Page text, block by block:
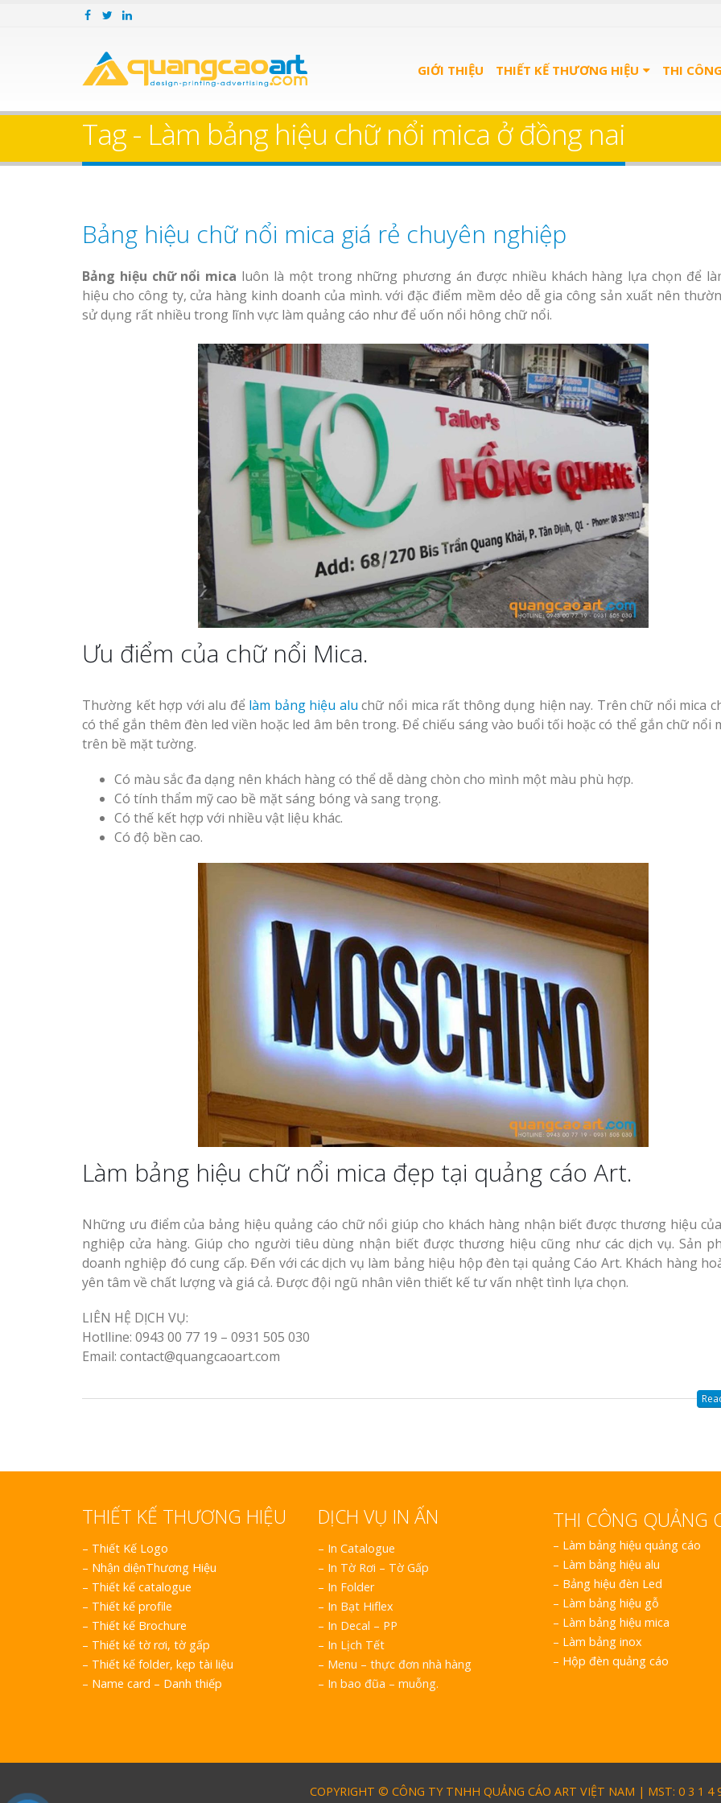
GIỚI THIỆU THIẾT KẾ THƯƠNG HIỆU THI
Tag - Làm bảng hiệu chữ nổi mica ở đồng nai
Bảng hiệu chữ nổi mica giá rẻ chuyên nghiệp
Bảng hiệu chữ nổi mica luôn là một trong những phương án được nhiều khách hàng lựa chọn để
hiệu cho công ty, cửa hàng kinh doanh của mình. với đặc điểm mềm dẻo dễ gia công sản xuất nên
sử dụng rất nhiều trong lĩnh vực làm quảng cáo như để uốn nổi hông chữ nổi.
Ưu điểm của chữ nổi Mica.
Thường kết hợp với alu để làm bảng hiệu alu chữ nổi mica rất thông dụng hiện nay. Trên chữ nổi mica
có thể gắn thêm đèn led viền hoặc led âm bên trong. Để chiếu sáng vào buổi tối hoặc có thể gắn chữ nổi
trên bề mặt tường.
Có màu sắc đa dạng nên khách hàng có thể dễ dàng chòn cho mình một màu phù hợp.
Có tính thẩm mỹ cao bề mặt sáng bóng và sang trọng.
Có thế kết hợp với nhiều vật liệu khác.
Có độ bền cao.
Làm bảng hiệu chữ nổi mica đẹp tại quảng cáo Art.
Những ưu điểm của bảng hiệu quảng cáo chữ nổi giúp cho khách hàng nhận biết được thương hiệu
nghiệp cửa hàng. Giúp cho người tiêu dùng nhận biết được thương hiệu cũng như các dịch vụ. Sản
doanh nghiệp đó cung cấp. Đến với các dịch vụ làm bảng hiệu hộp đèn tại quảng Cáo Art. Khách hàng
yên tâm về chất lượng và giá cả. Được đội ngũ nhân viên thiết kế tư vấn nhệt tình lựa chọn.
LIÊN HỆ DỊCH VỤ:
Hotlline: 0943 00 77 19 – 0931 505 030
Email: contact@quangcaoart.com
THIẾT KẾ THƯƠNG HIỆU
– Thiết Kế Logo
– Nhận diệnThương Hiệu
– Thiết kế catalogue
– Thiết kế profile
– Thiết kế Brochure
– Thiết kế tờ rơi, tờ gấp
– Thiết kế folder, kẹp tài liệu
– Name card – Danh thiếp
DỊCH VỤ IN ẤN
– In Catalogue
– In Tờ Rơi – Tờ Gấp
– In Folder
– In Bạt Hiflex
– In Decal – PP
– In Lịch Tết
– Menu – thực đơn nhà hàng
– In bao đũa – muỗng.
THI CÔNG QUẢNG
– Làm bảng hiệu quảng cáo
– Làm bảng hiệu alu
– Bảng hiệu đèn Led
– Làm bảng hiệu gỗ
– Làm bảng hiệu mica
– Làm bảng inox
– Hộp đèn quảng cáo
COPYRIGHT © CÔNG TY TNHH QUẢNG CÁO ART VIỆT NAM | MST: 0 3 1 4